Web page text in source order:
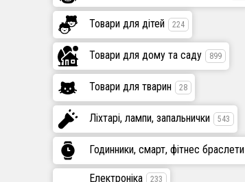
Товари для дітей 224
Товари для дому та саду 899
Товари для тварин 28
Ліхтарі, лампи, запальнички 543
Годинники, смарт, фітнес браслети